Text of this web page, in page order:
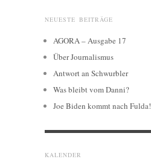
NEUESTE BEITRÄGE
AGORA – Ausgabe 17
Über Journalismus
Antwort an Schwurbler
Was bleibt vom Danni?
Joe Biden kommt nach Fulda!
KALENDER